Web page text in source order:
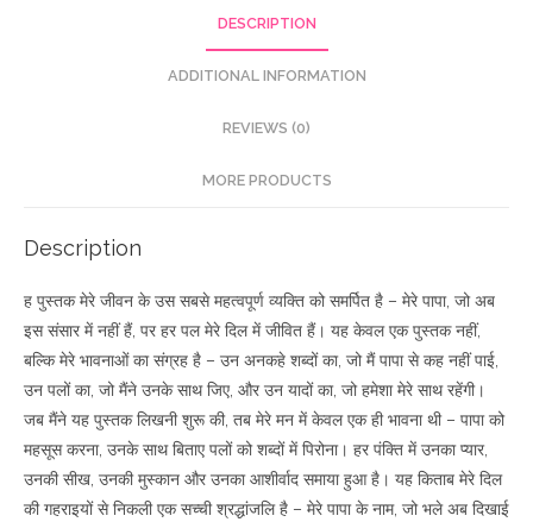
DESCRIPTION
ADDITIONAL INFORMATION
REVIEWS (0)
MORE PRODUCTS
Description
ह पुस्तक मेरे जीवन के उस सबसे महत्वपूर्ण व्यक्ति को समर्पित है – मेरे पापा, जो अब
इस संसार में नहीं हैं, पर हर पल मेरे दिल में जीवित हैं। यह केवल एक पुस्तक नहीं,
बल्कि मेरे भावनाओं का संग्रह है – उन अनकहे शब्दों का, जो मैं पापा से कह नहीं पाई,
उन पलों का, जो मैंने उनके साथ जिए, और उन यादों का, जो हमेशा मेरे साथ रहेंगी।
जब मैंने यह पुस्तक लिखनी शुरू की, तब मेरे मन में केवल एक ही भावना थी – पापा को
महसूस करना, उनके साथ बिताए पलों को शब्दों में पिरोना। हर पंक्ति में उनका प्यार,
उनकी सीख, उनकी मुस्कान और उनका आशीर्वाद समाया हुआ है। यह किताब मेरे दिल
की गहराइयों से निकली एक सच्ची श्रद्धांजलि है – मेरे पापा के नाम, जो भले अब दिखाई